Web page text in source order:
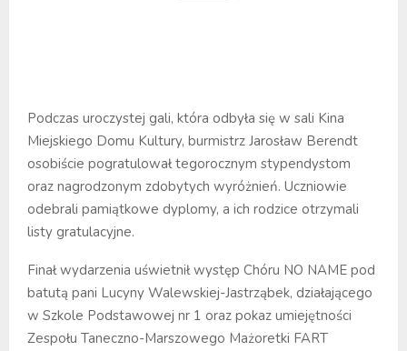
Podczas uroczystej gali, która odbyła się w sali Kina
Miejskiego Domu Kultury, burmistrz Jarosław Berendt
osobiście pogratulował tegorocznym stypendystom
oraz nagrodzonym zdobytych wyróżnień. Uczniowie
odebrali pamiątkowe dyplomy, a ich rodzice otrzymali
listy gratulacyjne.
Finał wydarzenia uświetnił występ Chóru NO NAME pod
batutą pani Lucyny Walewskiej-Jastrząbek, działającego
w Szkole Podstawowej nr 1 oraz pokaz umiejętności
Zespołu Taneczno-Marszowego Mażoretki FART